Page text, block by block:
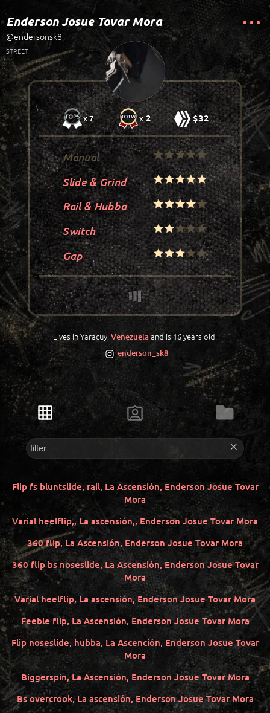
Enderson Josue Tovar Mora
@endersonsk8
STREET
x 7 x2 $32
Manual
Slide & Grind
Rail & Hubba
Switch
Gap
Lives in Yaracuy,Venezuela and is 16 years old.
enderson_sk8
Flip fs bluntslide, rail, La Ascensión, Enderson Josue Tovar
Mora
Varial heelflip,, La ascensión,, Enderson Josue Tovar Mora
360 flip, La Ascensión, Enderson Josue Tovar Mora
360 flip bs noseslide, La Ascensión, Enderson Josue Tovar
Mora
Varial heelflip, La ascensión, Enderson Josue Tovar Mora
Feeble flip, La Ascensión, Enderson Josue Tovar Mora
Flip noseslide, hubba, La Ascención, Enderson Josue Tovar
Mora
Biggerspin, La Ascensión, Enderson Josue Tovar Mora
Bs overcrook, La ascensión, Enderson Josue Tovar Mora